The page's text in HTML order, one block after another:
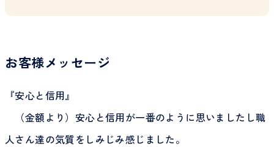
お客様メッセージ
『安心と信用』
（金額より）安心と信用が一番のように思いましたし職
人さん達の気質をしみじみ感じました。